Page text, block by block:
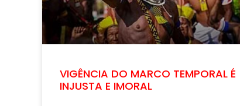
VIGÊNCIA DO MARCO TEMPORAL É
INJUSTA E IMORAL